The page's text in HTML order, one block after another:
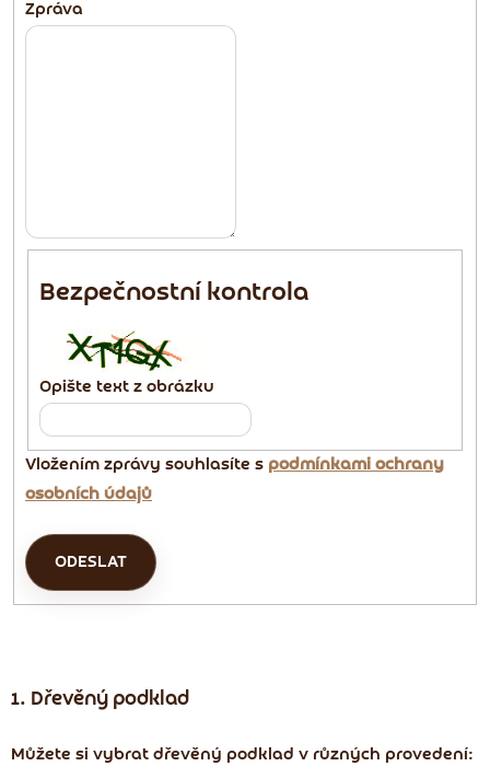
Zpráva
Bezpečnostní kontrola
Opište text z obrázku
Vložením zprávy souhlasíte s podmínkami ochrany
osobních údajů
ODESLAT
1. Dřevěný podklad
Můžete si vybrat dřevěný podklad v různých provedení: